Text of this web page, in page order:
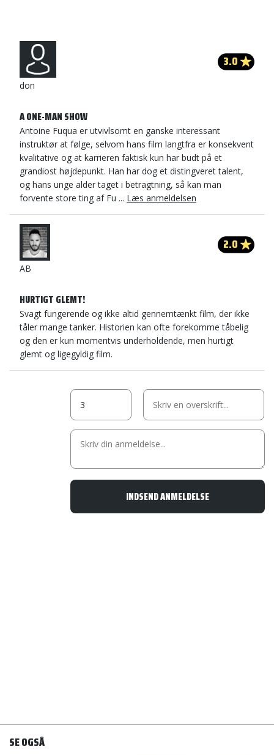
don
3.0
A ONE-MAN SHOW
Antoine Fuqua er utvivlsomt en ganske interessant
instruktør at følge, selvom hans film langtfra er konsekvent
kvalitative og at karrieren faktisk kun har budt på et
grandiost højdepunkt. Han har dog et distingveret talent,
og hans unge alder taget i betragtning, så kan man
forvente store ting af Fu ... Læs anmeldelsen
AB
2.0
HURTIGT GLEMT!
Svagt fungerende og ikke altid gennemtænkt film, der ikke
tåler mange tanker. Historien kan ofte forekomme tåbelig
og den er kun momentvis underholdende, men hurtigt
glemt og ligegyldig film.
SE OGSÅ